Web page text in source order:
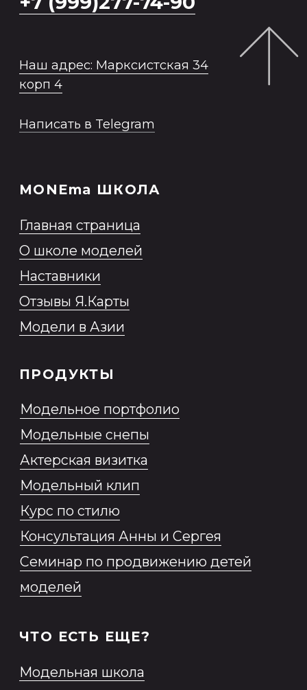
Политика обработки персональных
данных
Согласие на обработку
персональных данных
Согласие на обработку
разрешенных субъектом
персональных данных для
распространения
Согласие на получение
информационной и рекламной
рассылки
ЧТО ЕСТЬ ЕЩЕ?
База моделей
Блог
2026 MONEma©
ИНН № 230 913 433 217 ОГРНИП 319
237 500 378 052
Все права защищены.
Разработка сайта
*Продукт Meta признана
России
Стать моделью